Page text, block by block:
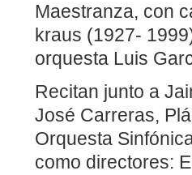
Maestranza, con
kraus (1927-
orquesta Luis
Recitan junto a
José Carreras,
Orquesta
como directores: